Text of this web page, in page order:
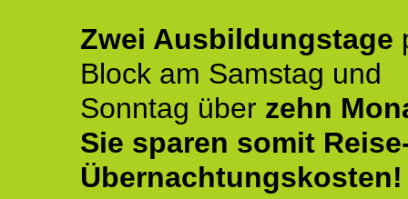
Zwei Ausbildungstage
Block am Samstag und
Sonntag über zehn
Sie sparen somit
Übernachtungskosten!